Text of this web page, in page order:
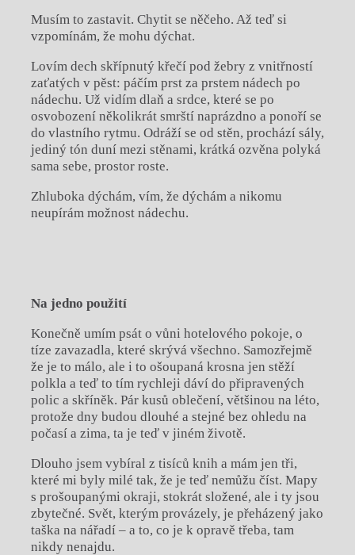
Musím to zastavit. Chytit se něčeho. Až teď si
vzpomínám, že mohu dýchat.
Lovím dech skřípnutý křečí pod žebry z vnitřností
zaťatých v pěst: páčím prst za prstem nádech po
nádechu. Už vidím dlaň a srdce, které se po
osvobození několikrát smrští naprázdno a ponoří se
do vlastního rytmu. Odráží se od stěn, prochází sály,
jediný tón duní mezi stěnami, krátká ozvěna polyká
sama sebe, prostor roste.
Zhluboka dýchám, vím, že dýchám a nikomu
neupírám možnost nádechu.
Na jedno použití
Konečně umím psát o vůni hotelového pokoje, o
tíze zavazadla, které skrývá všechno. Samozřejmě
že je to málo, ale i to ošoupaná krosna jen stěží
polkla a teď to tím rychleji dáví do připravených
polic a skříněk. Pár kusů oblečení, většinou na léto,
protože dny budou dlouhé a stejné bez ohledu na
počasí a zima, ta je teď v jiném životě.
Dlouho jsem vybíral z tisíců knih a mám jen tři,
které mi byly milé tak, že je teď nemůžu číst. Mapy
s prošoupanými okraji, stokrát složené, ale i ty jsou
zbytečné. Svět, kterým provázely, je přeházený jako
taška na nářadí – a to, co je k opravě třeba, tam
nikdy nenajdu.